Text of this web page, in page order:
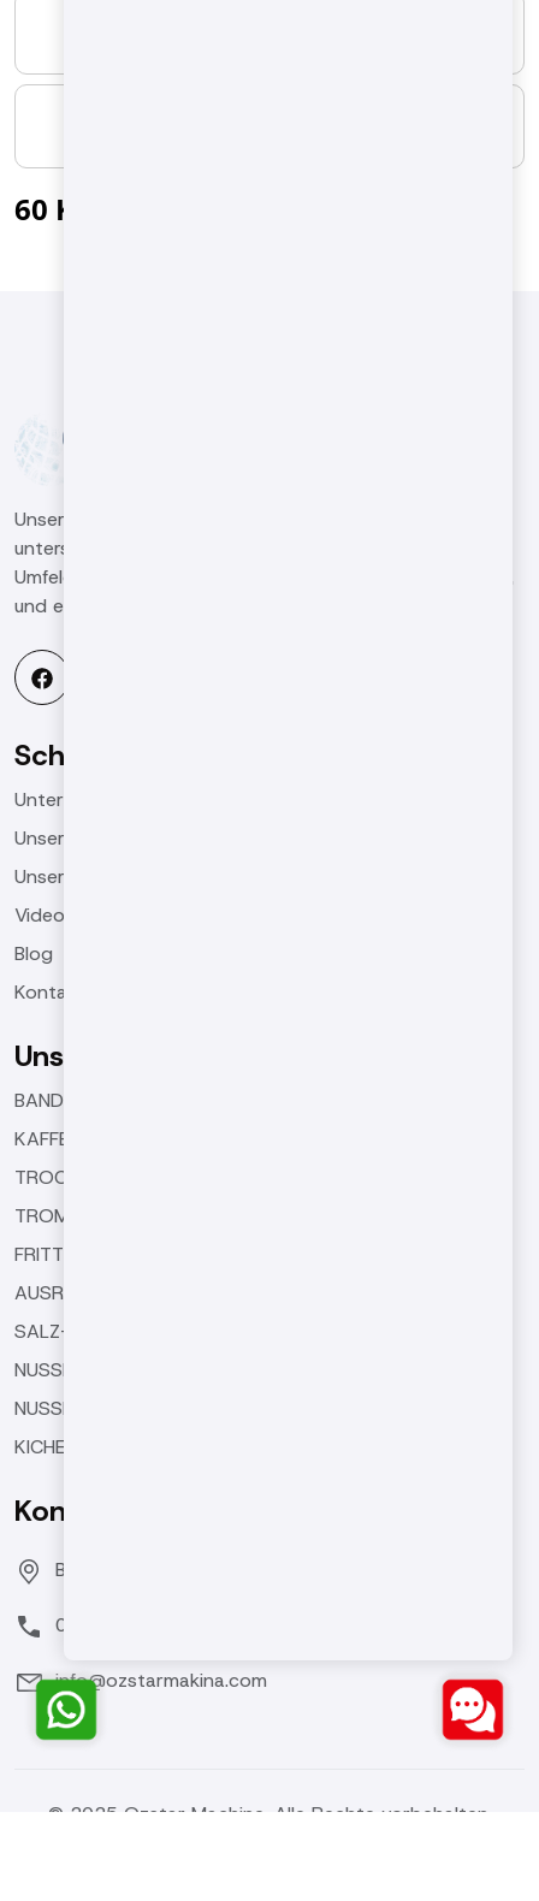
60 Kg/batch
Unsere Kunden im Maschinenbausektor dabei zu
unterstützen, in einem global wettbewerbsintensiven
Umfeld hochwertige und qualifizierte Arbeiten zu leisten,
und ein führendes Unternehmen in der Branche zu sein.
Schnellmenü
Unternehmens
Unsere Produkte
Unsere Projekte
Videos
Blog
Kontakt
Unsere Produkte
BANDRÖSTMASCHINEN
KAFFEERÖSTMASCHINEN
TROCKNUNGSMASCHINEN
TROMMELRÖSTMASCHINEN
FRITTIERMASCHINEN
AUSRÜSTUNG FÜR DIE MASCHINEN
SALZ- UND WÜRZMASCHINEN
NUSSBUTTERMASCHINEN
NUSSBESCHICHTUNGSMASCHINE
KICHERERBSEN-RÖSTMASCHINEN
Kontaktieren Sie Uns
Bozburun Mh. 7050 Sk. No:19 Merkezefendi/DENİZLİ
0(258) 371 26 76
info@ozstarmakina.com
© 2025 Ozstar Machine. Alle Rechte vorbehalten.